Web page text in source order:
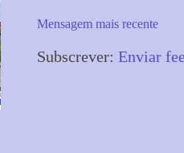
Mensagem mais recente
Subscrever: Enviar